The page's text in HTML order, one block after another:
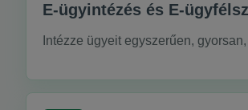
E-ügyintézés és E-
Intézze ügyeit egyszerűen,